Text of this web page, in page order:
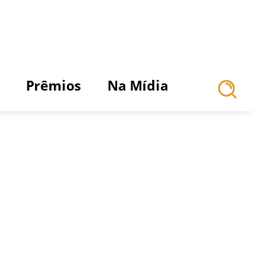
Prêmios Na Mídia